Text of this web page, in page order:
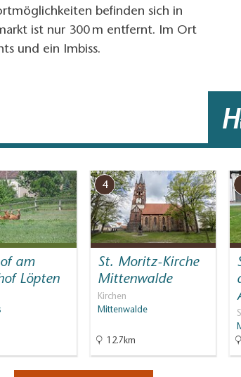
befinden sich in
ist nur 300 m entfernt. Im Ort
und ein Imbiss.
H
am
Löpten
4
St. Moritz-Kirche
Mittenwalde
Kirchen
Mittenwalde
12.7km